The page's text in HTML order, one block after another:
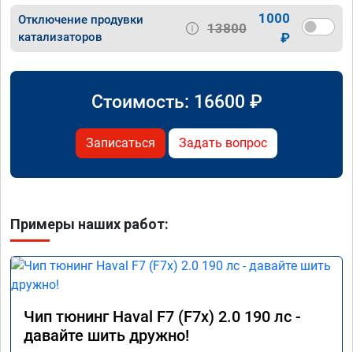
Отключение продувки
катализаторов
13800
1000
₽
Стоимость: 16600 ₽
Записаться Задать вопрос
Примеры наших работ:
Чип тюнинг Haval F7 (F7x) 2.0 190 лс -
давайте шить дружно!